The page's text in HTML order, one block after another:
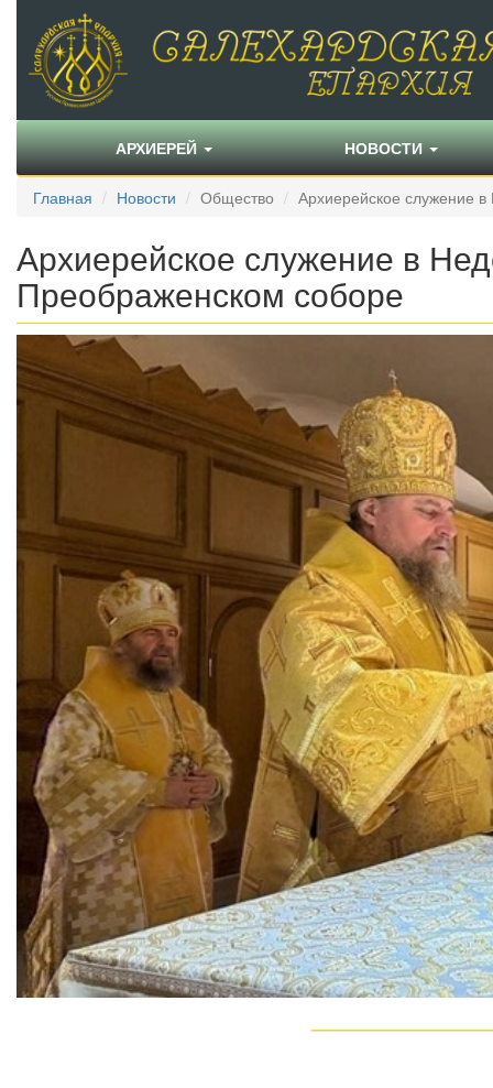
АРХИЕРЕЙ НОВОСТИ
Главная Новости Общество Архиерейское служение
Архиерейское служение в
Преображенском соборе